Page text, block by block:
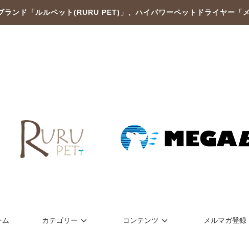
ランド「ルルペット(RURU PET)」、ハイパワーペットドライヤー「
ム カテゴリー コンテンツ メルマガ登録